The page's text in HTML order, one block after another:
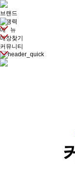
브랜드
경쟁력
메 뉴
매장찾기
커뮤니티